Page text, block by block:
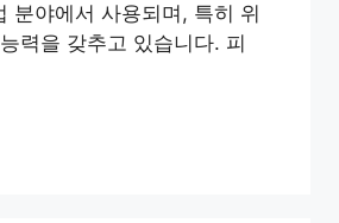
분야에서 사용되며, 특히 위
력을 갖추고 있습니다. 피